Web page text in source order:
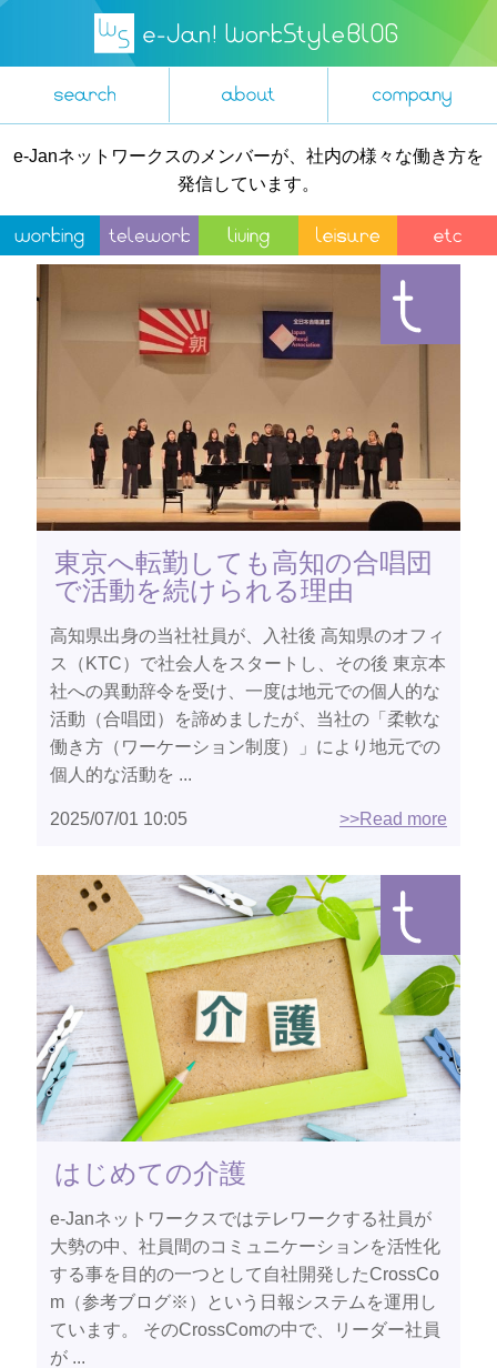
e-Janネットワークスのメンバーが、社内の様々な働き方を
発信しています。
東京へ転勤しても高知の合唱団
で活動を続けられる理由
高知県出身の当社社員が、入社後 高知県のオフィ
ス（KTC）で社会人をスタートし、その後 東京本
社への異動辞令を受け、一度は地元での個人的な
活動（合唱団）を諦めましたが、当社の「柔軟な
働き方（ワーケーション制度）」により地元での
個人的な活動を ...
2025/07/01 10:05 >>Read more
はじめての介護
e-Janネットワークスではテレワークする社員が
大勢の中、社員間のコミュニケーションを活性化
する事を目的の一つとして自社開発したCrossCo
m（参考ブログ※）という日報システムを運用し
ています。 そのCrossComの中で、リーダー社員
が ...